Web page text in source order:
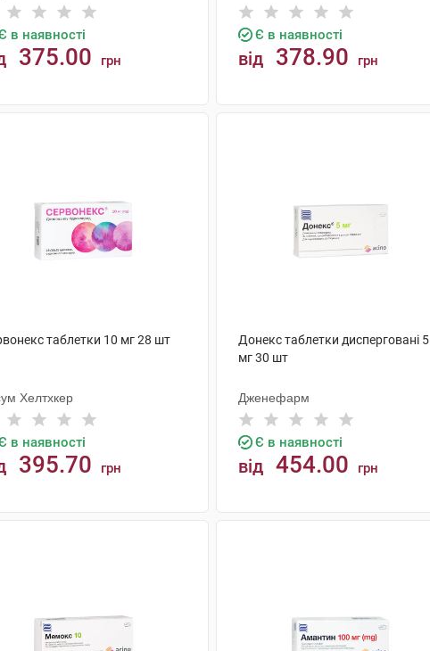
в наявності
375.00 грн
Є в наявності
від 378.90 грн
таблетки 10 мг 28 шт
Хелтхкер
в наявності
395.70 грн
Донекс таблетки дисперговані 5
мг 30 шт
Дженефарм
Є в наявності
від 454.00 грн